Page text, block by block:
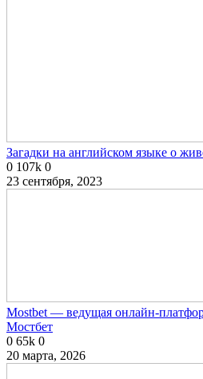
Загадки на английском языке о
0 107k 0
23 сентября, 2023
Mostbet — ведущая онлайн-
Мостбет
0 65k 0
20 марта, 2026